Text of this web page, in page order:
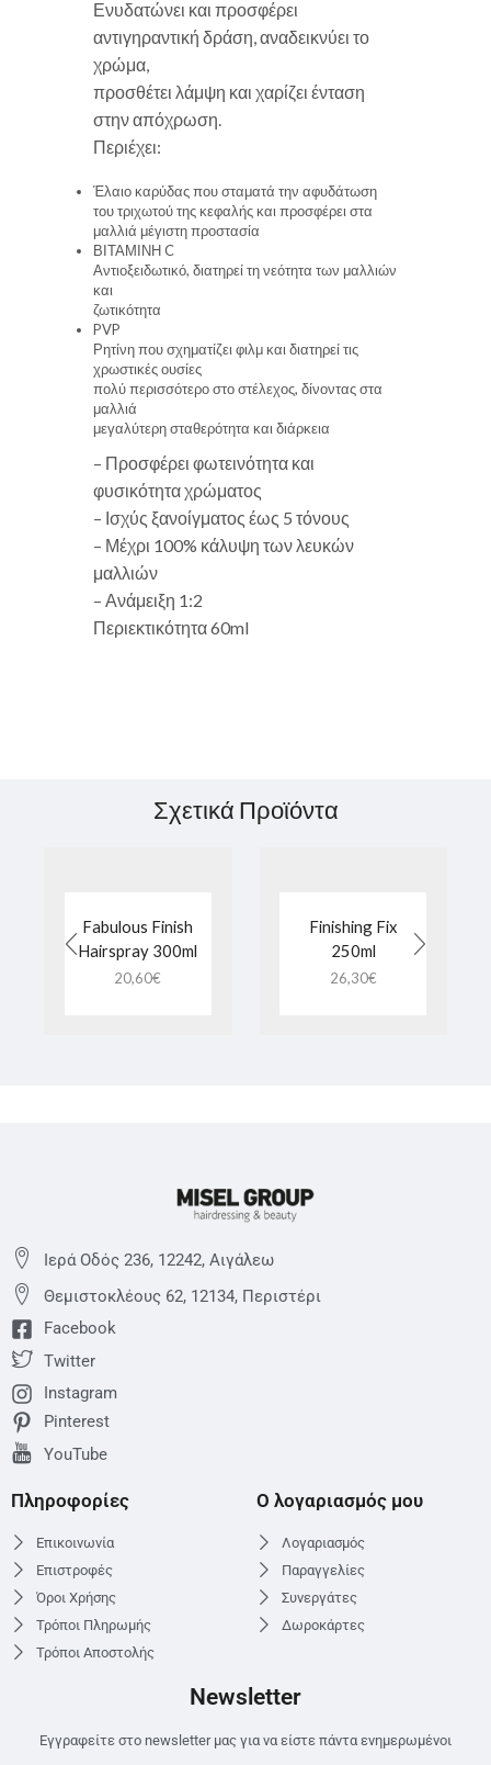
Ενυδατώνει και προσφέρει
αντιγηραντική δράση, αναδεικνύει το
χρώμα,
προσθέτει λάμψη και χαρίζει ένταση
στην απόχρωση.
Περιέχει:
Έλαιο καρύδας που σταματά την αφυδάτωση
του τριχωτού της κεφαλής και προσφέρει στα
μαλλιά μέγιστη προστασία
ΒΙΤΑΜΙΝΗ C
Αντιοξειδωτικό, διατηρεί τη νεότητα των μαλλιών
και
ζωτικότητα
PVP
Ρητίνη που σχηματίζει φιλμ και διατηρεί τις
χρωστικές ουσίες
πολύ περισσότερο στο στέλεχος, δίνοντας στα
μαλλιά
μεγαλύτερη σταθερότητα και διάρκεια
– Προσφέρει φωτεινότητα και
φυσικότητα χρώματος
– Ισχύς ξανοίγματος έως 5 τόνους
– Μέχρι 100% κάλυψη των λευκών
μαλλιών
– Ανάμειξη 1:2
Περιεκτικότητα 60ml
Σχετικά Προϊόντα
Fabulous Finish
Hairspray 300ml
20,60€
Finishing Fix
250ml
26,30€
Ιερά Οδός 236, 12242, Αιγάλεω
Θεμιστoκλέους 62, 12134, Περιστέρι
Facebook
Twitter
Instagram
Pinterest
YouTube
Πληροφορίες
Επικοινωνία
Επιστροφές
Όροι Χρήσης
Τρόποι Πληρωμής
Τρόποι Αποστολής
Ο λογαριασμός μου
Λογαριασμός
Παραγγελίες
Συνεργάτες
Δωροκάρτες
Newsletter
Εγγραφείτε στο newsletter μας για να είστε πάντα ενημερωμένοι